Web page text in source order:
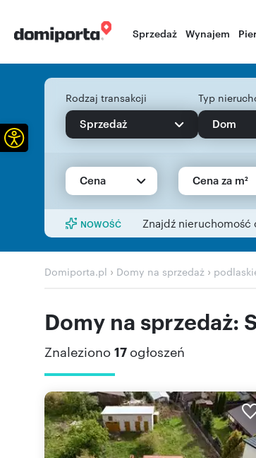
Sprzedaż Wynajem
Rodzaj transakcji
Sprzedaż
Typ
Dom
Cena Cena za m²
NOWOŚĆ Znajdź nieruchomość
Domiporta.pl › Domy na sprzedaż ›
Domy na sprzedaż:
Znaleziono 17 ogłoszeń
Otwórz pasek narzędzi